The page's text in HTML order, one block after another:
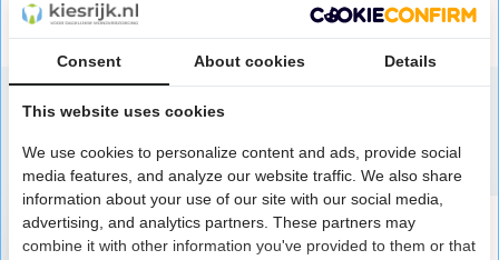
Reviews
Speciaal aanbevolen voor jou
Consent About cookies Details
This website uses cookies
We use cookies to personalize content and ads, provide social
media features, and analyze our website traffic. We also share
information about your use of our site with our social media,
advertising, and analytics partners. These partners may
combine it with other information you've provided to them or that